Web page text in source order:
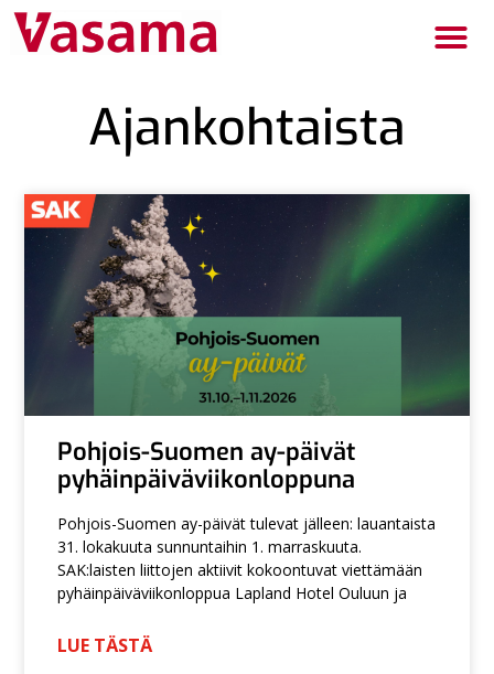
Ajankohtaista
Pohjois-Suomen ay-päivät
pyhäinpäiväviikonloppuna
Pohjois-Suomen ay-päivät tulevat jälleen: lauantaista
31. lokakuuta sunnuntaihin 1. marraskuuta.
SAK:laisten liittojen aktiivit kokoontuvat viettämään
pyhäinpäiväviikonloppua Lapland Hotel Ouluun ja
LUE TÄSTÄ